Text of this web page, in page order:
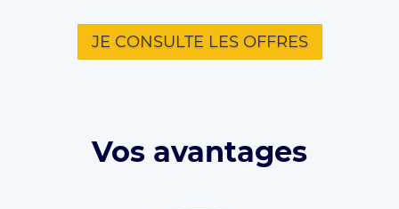
JE CONSULTE LES OFFRES
Vos avantages